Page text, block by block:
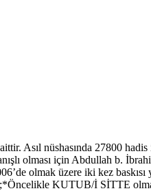
Asıl nüshasında 27800
olması için Abdullah b.
olmak üzere iki kez baskısı
KUTUB/İ SİTTE